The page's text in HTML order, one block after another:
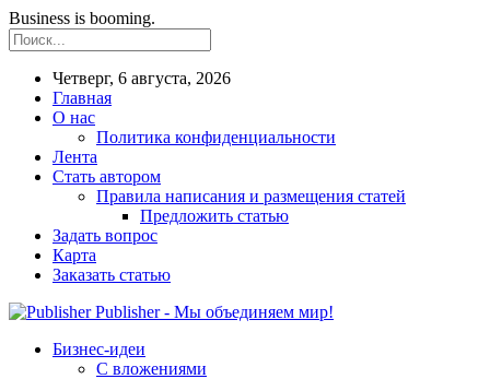
Business is booming.
Четверг, 6 августа, 2026
Главная
О нас
Политика конфиденциальности
Лента
Стать автором
Правила написания и размещения статей
Предложить статью
Задать вопрос
Карта
Заказать статью
Publisher - Мы объединяем мир!
Бизнес-идеи
С вложениями